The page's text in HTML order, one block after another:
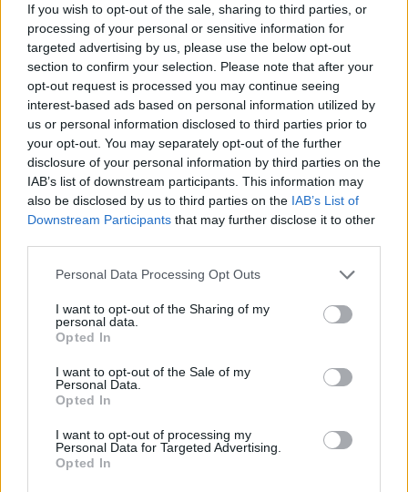
If you wish to opt-out of the sale, sharing to third parties, or
processing of your personal or sensitive information for
targeted advertising by us, please use the below opt-out
section to confirm your selection. Please note that after your
opt-out request is processed you may continue seeing
interest-based ads based on personal information utilized by
us or personal information disclosed to third parties prior to
your opt-out. You may separately opt-out of the further
disclosure of your personal information by third parties on the
IAB’s list of downstream participants. This information may
also be disclosed by us to third parties on the IAB’s List of
Downstream Participants that may further disclose it to other
Please note that this website/app uses one or more Google
not limited to your visit or usage behaviour. You may click to
grant or deny consent to Google and its third-party tags to
use your data for below specified purposes in below Google
consent section.
Personal Data Processing Opt Outs
I want to opt-out of the Sharing of my
personal data.
Opted In
I want to opt-out of the Sale of my
Personal Data.
Opted In
I want to opt-out of processing my
Personal Data for Targeted Advertising.
Opted In
అతి పెద్ద పరిమాణం(6,144 x 4,096)
AVIF(282 KB)
WebP(784 KB)
JPEG(2.5 MB)
హాస్యాస్పదంగా పెద్ద పరిమాణం(1,048,576 x
699,051)
చిత్ర వివరణ
రాస్ప్బెర్రీస్ తినడం వల్ల కలిగే పోషక లక్షణాలు మరియు ఆరోగ్య
ప్రయోజనాలను ప్రదర్శించే శుభ్రమైన, ప్రకృతి దృశ్యం-ఆధారిత
విద్యా దృష్టాంతం, ఇన్ఫోగ్రాఫిక్ మరియు అలంకార ఆహార విద్య
పోస్టర్ రెండింటికీ పని చేయడానికి రూపొందించబడింది. నేపథ్యం
వెచ్చని, కొద్దిగా ఆకృతి గల ఆఫ్-వైట్, సహజ కాగితాన్ని గుర్తుకు
తెస్తుంది, ఇది గొప్ప ఎరుపు మరియు ముదురు ఆకుపచ్చ
రంగులను స్పష్టంగా కనిపించడానికి సహాయపడుతుంది. కూర్పు